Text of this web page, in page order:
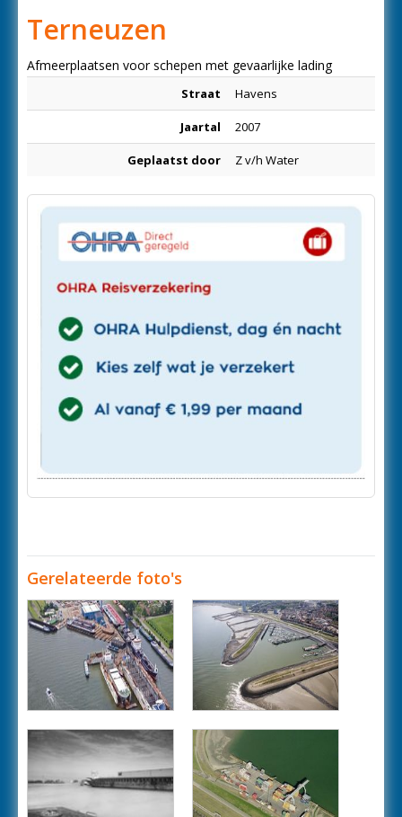
Terneuzen
Afmeerplaatsen voor schepen met gevaarlijke lading
Straat Havens
Jaartal 2007
Geplaatst door Z v/h Water
Gerelateerde foto's